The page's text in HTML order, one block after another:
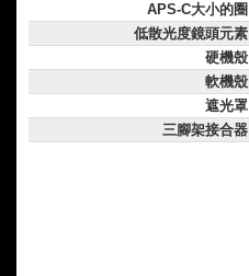
APS-C大小的圈
低散光度鏡頭元素
硬機殼
軟機殼
遮光罩
三腳架接合器